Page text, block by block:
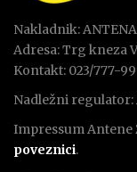
Nakladnik:
Adresa: Trg kneza
Kontakt: 023/777-
Nadležni
Impressum Antene
poveznici.